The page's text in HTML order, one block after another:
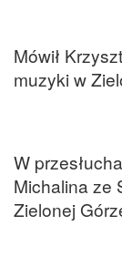
Mówił
muzyki w
W
Michalina ze
Zielonej